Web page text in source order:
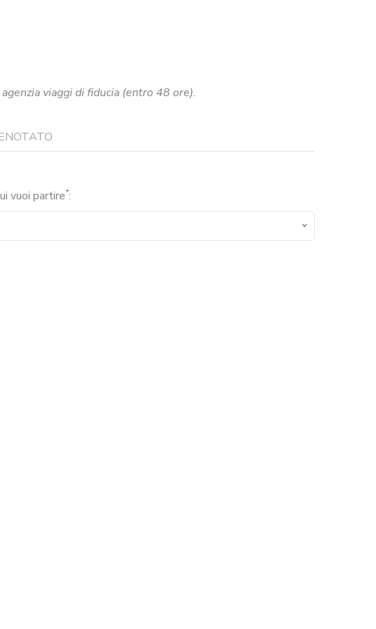
viaggi di fiducia (entro 48 ore).
vuoi partire*: